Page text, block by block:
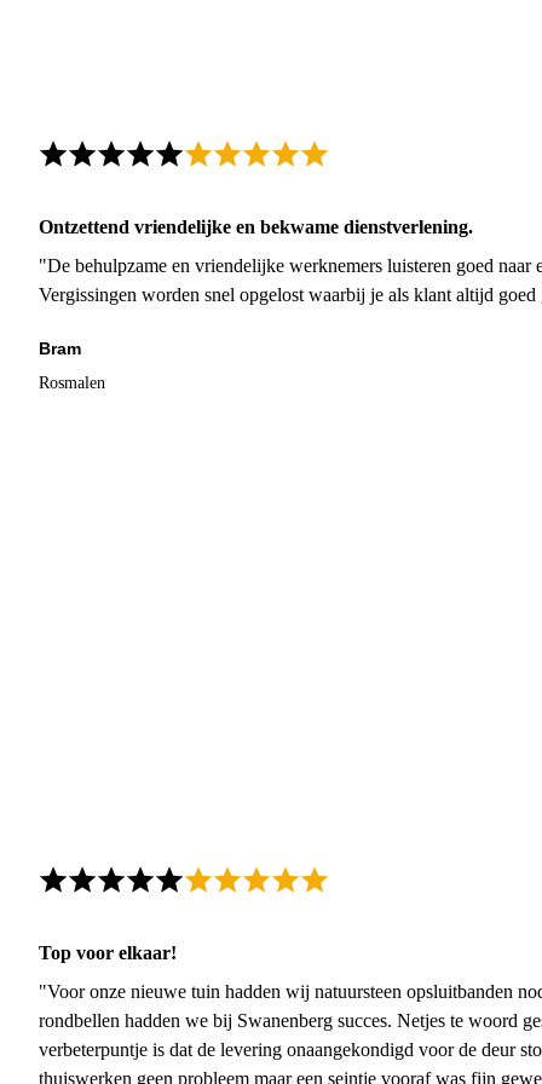
Ontzettend vriendelijke en bekwame dienstverlening.
"De behulpzame en vriendelijke werknemers luisteren goed naar
Vergissingen worden snel opgelost waarbij je als klant altijd
Bram
Rosmalen
Top voor elkaar!
"Voor onze nieuwe tuin hadden wij natuursteen opsluitbanden
rondbellen hadden we bij Swanenberg succes. Netjes te woord
verbeterpuntje is dat de levering onaangekondigd voor de deur
thuiswerken geen probleem maar een seintje vooraf was fijn